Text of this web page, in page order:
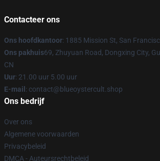
Contacteer ons
Ons hoofdkantoor: 1885 Mission St, San
Ons pakhuis69, Zhuyuan Road, Dongxing City,
CN
Uur: 21.00 uur 5.00 uur
E-mail : contact@blueoystercult.shop
Ons bedrijf
Over ons
Algemene voorwaarden
Privacybeleid
DMCA - Auteursrechtbeleid